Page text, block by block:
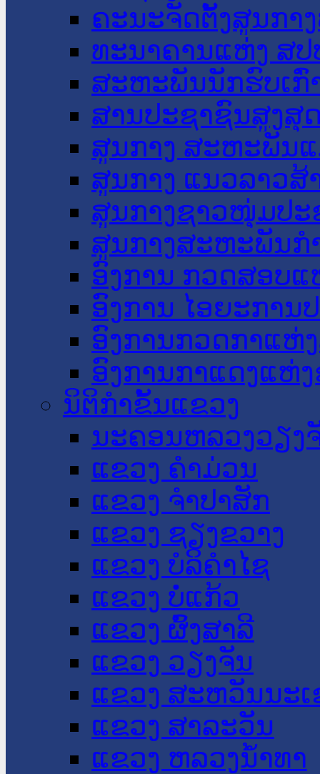
ຄະນະຈັດຕັ້ງສູນກາ
ທະນາຄານແຫ່ງ ສປ
ສະຫະພັນນັກຮົບເກົ່
ສານປະຊາຊົນສູງສຸ
ສູນກາງ ສະຫະພັນ
ສູນກາງ ແນວລາວສ້
ສູນກາງຊາວໜຸ່ມປະ
ສູນກາງສະຫະພັນກ
ອົງການ ກວດສອບແ
ອົງການ ໄອຍະການ
ອົງການກວດກາແຫ່
ອົງການກາແດງແຫ່
ນິຕິກໍາຂັ້ນແຂວງ
ນະ​ຄອນ​ຫລວງວຽງ
ແຂວງ ຄໍາມ່ວນ
ແຂວງ ຈໍາປາສັກ
ແຂວງ ຊຽງຂວາງ
ແຂວງ ບໍລິຄໍາໄຊ
ແຂວງ ບໍ່ແກ້ວ
ແຂວງ ຜົ້ງສາລີ
ແຂວງ ວຽງຈັນ
ແຂວງ ສະຫວັນນະ
ແຂວງ ສາລະວັນ
ແຂວງ ຫລວງນໍ້າທາ